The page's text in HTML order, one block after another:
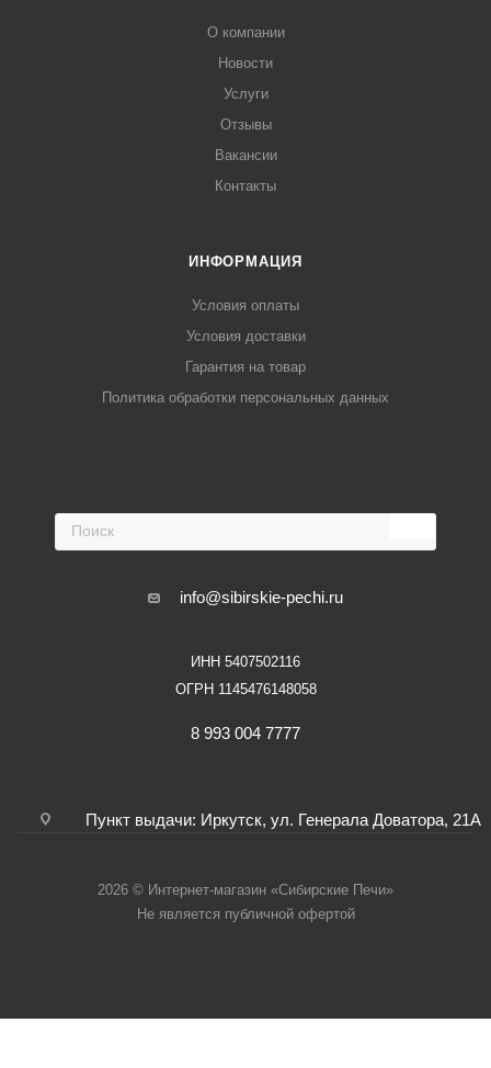
О компании
Новости
Услуги
Отзывы
Вакансии
Контакты
ИНФОРМАЦИЯ
Условия оплаты
Условия доставки
Гарантия на товар
Политика обработки персональных данных
info@sibirskie-pechi.ru
ИНН 5407502116
ОГРН 1145476148058
8 993 004 7777
Пункт выдачи: Иркутск, ул. Генерала Доватора, 21А
2026 © Интернет-магазин «Сибирские Печи»
Не является публичной офертой